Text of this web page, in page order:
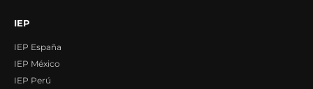
IEP
IEP España
IEP México
IEP Perú